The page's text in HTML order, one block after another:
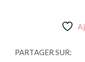
PARTAGER SUR: